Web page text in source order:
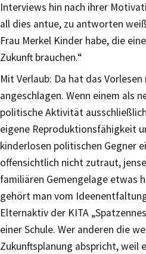
Interviews hin nach ihrer
all dies antue, zu antworten
Frau Merkel Kinder habe, die
Zukunft brauchen.“
Mit Verlaub: Da hat das
angeschlagen. Wenn einem als
politische Aktivität
eigene Reproduktionsfähigkeit
kinderlosen politischen Gegner
offensichtlich nicht zutraut,
familiären Gemengelage etwas
gehört man vom
Elternaktiv der KITA
einer Schule. Wer anderen die
Zukunftsplanung abspricht, weil